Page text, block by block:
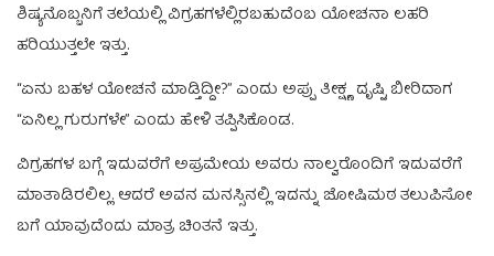
ಶಿಷ್ಯನೊಬ್ಬನಿಗೆ ತಲೆಯಲ್ಲಿ ವಿಗ್ರಹಗಳೆಲ್ಲಿರಬಹುದೆಂಬ ಯೋಚನಾ ಲಹರಿ
ಹರಿಯುತ್ತಲೇ ಇತ್ತು.
“ಏನು ಬಹಳ ಯೋಚನೆ ಮಾಡ್ತಿದ್ದೀ?” ಎಂದು ಅಪ್ಪು ತೀಕ್ಷ್ಣ ದೃಷ್ಟಿ ಬೀರಿದಾಗ
“ಏನಿಲ್ಲ ಗುರುಗಳೇ” ಎಂದು ಹೇಳಿ ತಪ್ಪಿಸಿಕೊಂಡ.
ವಿಗ್ರಹಗಳ ಬಗ್ಗೆ ಇದುವರೆಗೆ ಅಪ್ರಮೇಯ ಅವರು ನಾಲ್ವರೊಂದಿಗೆ ಇದುವರೆಗೆ
ಮಾತಾಡಿರಲಿಲ್ಲ. ಆದರೆ ಅವನ ಮನಸ್ಸಿನಲ್ಲಿ ಇದನ್ನು ಜೋಷಿಮಠ ತಲುಪಿಸೋ
ಬಗೆ ಯಾವುದೆಂದು ಮಾತ್ರ ಚಿಂತನೆ ಇತ್ತು.